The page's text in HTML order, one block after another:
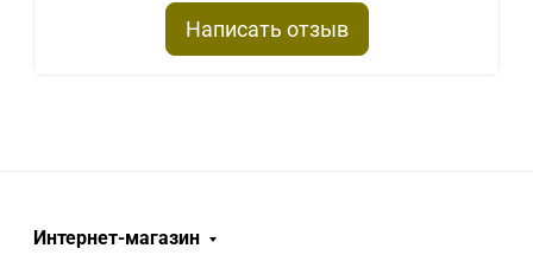
Написать отзыв
Интернет-магазин